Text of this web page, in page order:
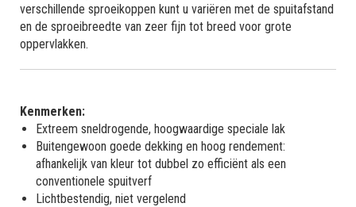
verschillende sproeikoppen kunt u variëren met de spuitafstand
en de sproeibreedte van zeer fijn tot breed voor grote
oppervlakken.
Kenmerken:
Extreem sneldrogende, hoogwaardige speciale lak
Buitengewoon goede dekking en hoog rendement:
afhankelijk van kleur tot dubbel zo efficiënt als een
conventionele spuitverf
Lichtbestendig, niet vergelend